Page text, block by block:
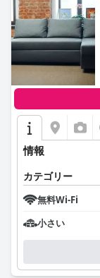
情報
カテゴリー
無料Wi-Fi
小さい